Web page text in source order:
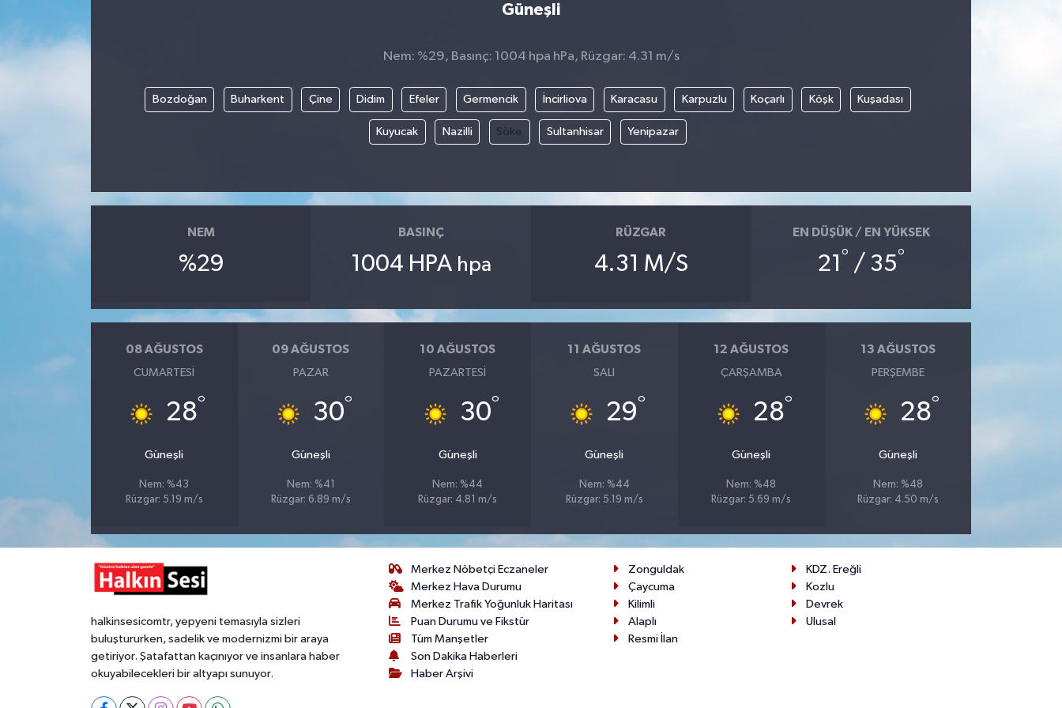
Güneşli
Nem: %29, Basınç: 1004 hpa hPa, Rüzgar: 4.31 m/s
Bozdoğan Buharkent Çine Didim Efeler Germencik İncirliova Karacasu Karpuzlu Koçarlı Köşk Kuşadası
Kuyucak Nazilli Söke Sultanhisar Yenipazar
NEM
%29
BASINÇ
1004 HPA hpa
RÜZGAR
4.31 M/S
EN DÜŞÜK / EN YÜKSEK
21 ° / 35°
08 AĞUSTOS
CUMARTESI
28°
Güneşli
Nem: %43
Rüzgar: 5.19 m/s
09 AĞUSTOS
PAZAR
30°
Güneşli
Nem: %41
Rüzgar: 6.89 m/s
10 AĞUSTOS
PAZARTESI
30°
Güneşli
Nem: %44
Rüzgar: 4.81 m/s
11 AĞUSTOS
SALI
29°
Güneşli
Nem: %44
Rüzgar: 5.19 m/s
12 AĞUSTOS
ÇARŞAMBA
28°
Güneşli
Nem: %48
Rüzgar: 5.69 m/s
13 AĞUSTOS
PERŞEMBE
28°
Güneşli
Nem: %48
Rüzgar: 4.50 m/s
halkinsesicomtr, yepyeni temasıyla sizleri
buluştururken, sadelik ve modernizmi bir araya
getiriyor. Şatafattan kaçınıyor ve insanlara haber
okuyabilecekleri bir altyapı sunuyor.
Merkez Nöbetçi Eczaneler
Merkez Hava Durumu
Merkez Trafik Yoğunluk Haritası
Puan Durumu ve Fikstür
Tüm Manşetler
Son Dakika Haberleri
Haber Arşivi
Zonguldak
KDZ. Ereğli
Çaycuma
Kozlu
Kilimli
Devrek
Alaplı
Ulusal
Resmi İlan
Devrek
Ekonomi
Kültür - Sanat
MAGAZİN
Politika
Resmi İlan